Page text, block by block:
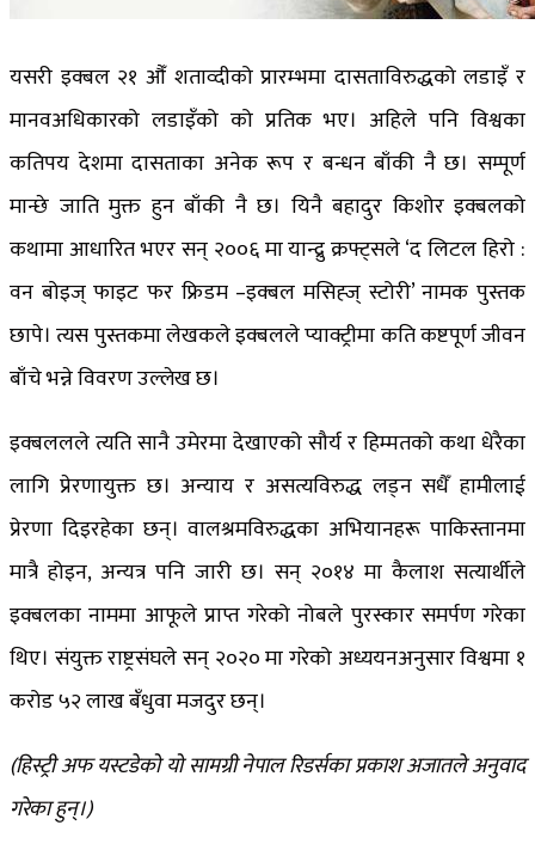
यसरी इक्बल २१ औँ शताव्दीको प्रारम्भमा दासताविरुद्धको लडाइँ र
मानवअधिकारको लडाइँको को प्रतिक भए। अहिले पनि विश्वका
कतिपय देशमा दासताका अनेक रूप र बन्धन बाँकी नै छ। सम्पूर्ण
मान्छे जाति मुक्त हुन बाँकी नै छ। यिनै बहादुर किशोर इक्बलको
कथामा आधारित भएर सन् २००६ मा यान्द्रु क्रफ्ट्सले ‘द लिटल हिरो :
वन बोइज् फाइट फर फ्रिडम –इक्बल मसिह्ज् स्टोरी’ नामक पुस्तक
छापे। त्यस पुस्तकमा लेखकले इक्बलले प्याक्ट्रीमा कति कष्टपूर्ण जीवन
बाँचे भन्ने विवरण उल्लेख छ।
इक्बललले त्यति सानै उमेरमा देखाएको सौर्य र हिम्मतको कथा धेरैका
लागि प्रेरणायुक्त छ। अन्याय र असत्यविरुद्ध लड्न सधैँ हामीलाई
प्रेरणा दिइरहेका छन्। वालश्रमविरुद्धका अभियानहरू पाकिस्तानमा
मात्रै होइन, अन्यत्र पनि जारी छ। सन् २०१४ मा कैलाश सत्यार्थीले
इक्बलका नाममा आफूले प्राप्त गरेको नोबले पुरस्कार समर्पण गरेका
थिए। संयुक्त राष्ट्रसंघले सन् २०२० मा गरेको अध्ययनअनुसार विश्वमा १
करोड ५२ लाख बँधुवा मजदुर छन्।
(हिस्ट्री अफ यस्टडेको यो सामग्री नेपाल रिडर्सका प्रकाश अजातले अनुवाद
गरेका हुन्।)